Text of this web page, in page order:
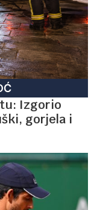
Izgorio
gorjela i